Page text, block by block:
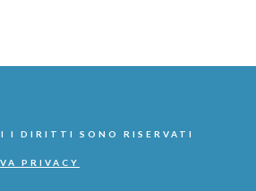
I DIRITTI SONO RISERVATI
PRIVACY